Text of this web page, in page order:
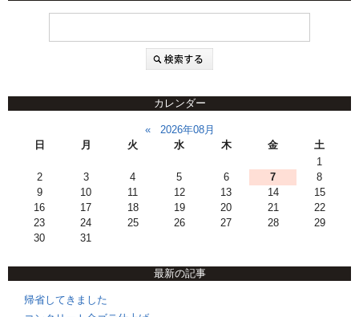
カレンダー
«
2026年08月
日
月 火 水 木 金
土
1
2
3 4 5 6 7
8
9
10 11 12 13 14
15
16
17 18 19 20 21
22
23
24 25 26 27 28
29
30
31
最新の記事
帰省してきました